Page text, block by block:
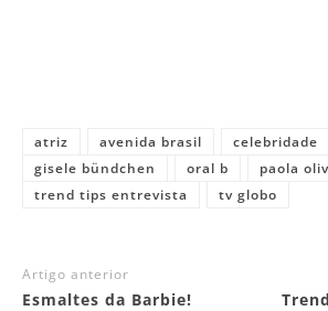
atriz avenida brasil
celebridade
gisele bündchen
oral b
paola
trend tips entrevista
tv globo
Artigo anterior
Esmaltes da Barbie!